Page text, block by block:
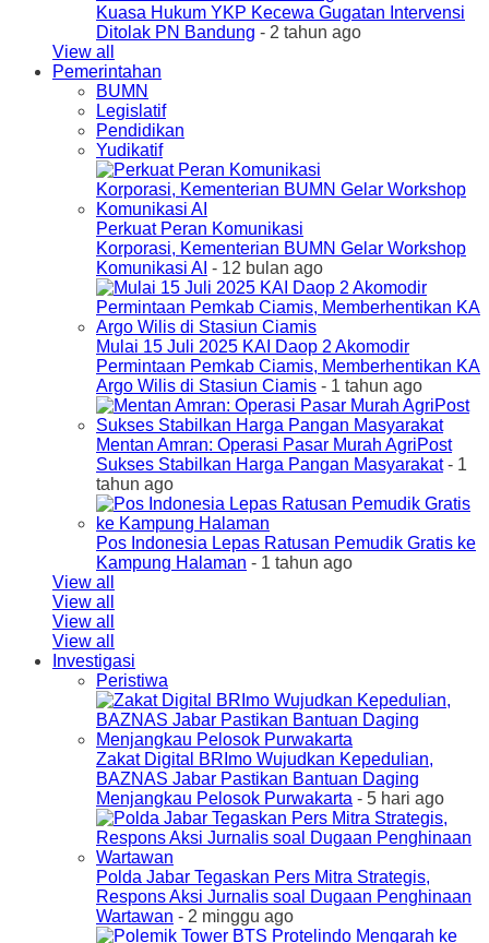
Kuasa Hukum YKP Kecewa Gugatan Intervensi
Ditolak PN Bandung - 2 tahun ago
View all
Pemerintahan
BUMN
Legislatif
Pendidikan
Yudikatif
Perkuat Peran Komunikasi
Korporasi, Kementerian BUMN Gelar Workshop
Komunikasi AI - 12 bulan ago
Mulai 15 Juli 2025 KAI Daop 2 Akomodir
Permintaan Pemkab Ciamis, Memberhentikan KA
Argo Wilis di Stasiun Ciamis - 1 tahun ago
Mentan Amran: Operasi Pasar Murah AgriPost
Sukses Stabilkan Harga Pangan Masyarakat- 1
tahun ago
Pos Indonesia Lepas Ratusan Pemudik Gratis ke
Kampung Halaman - 1 tahun ago
View all
View all
View all
View all
Investigasi
Peristiwa
Zakat Digital BRImo Wujudkan Kepedulian,
BAZNAS Jabar Pastikan Bantuan Daging
Menjangkau Pelosok Purwakarta - 5 hari ago
Polda Jabar Tegaskan Pers Mitra Strategis,
Respons Aksi Jurnalis soal Dugaan Penghinaan
Wartawan - 2 minggu ago